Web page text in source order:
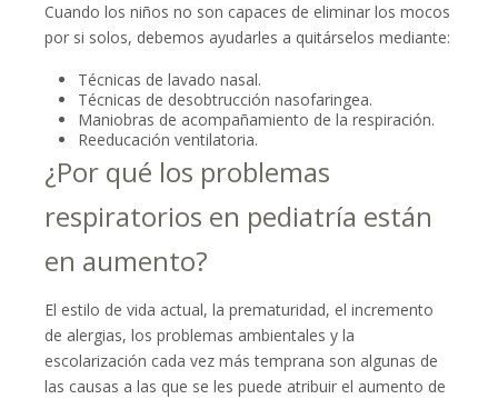
Cuando los niños no son capaces de eliminar los mocos
por si solos, debemos ayudarles a quitárselos mediante:
Técnicas de lavado nasal.
Técnicas de desobtrucción nasofaringea.
Maniobras de acompañamiento de la respiración.
Reeducación ventilatoria.
¿Por qué los problemas
respiratorios en pediatría están
en aumento?
El estilo de vida actual, la prematuridad, el incremento
de alergias, los problemas ambientales y la
escolarización cada vez más temprana son algunas de
las causas a las que se les puede atribuir el aumento de